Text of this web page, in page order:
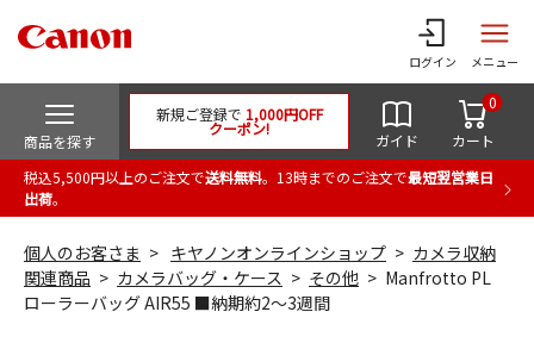
ログイン メニュー
商品を探す
新規ご登録で 1,000円OFF
クーポン!
ガイド カート
0
税込5,500円以上のご注文で送料無料。13時までのご注文で最短翌営業日
出荷。
個人のお客さま キヤノンオンラインショップ
カメラ収納
関連商品
カメラバッグ・ケース その他
Manfrotto PL
ローラーバッグ AIR55 ■納期約2～3週間